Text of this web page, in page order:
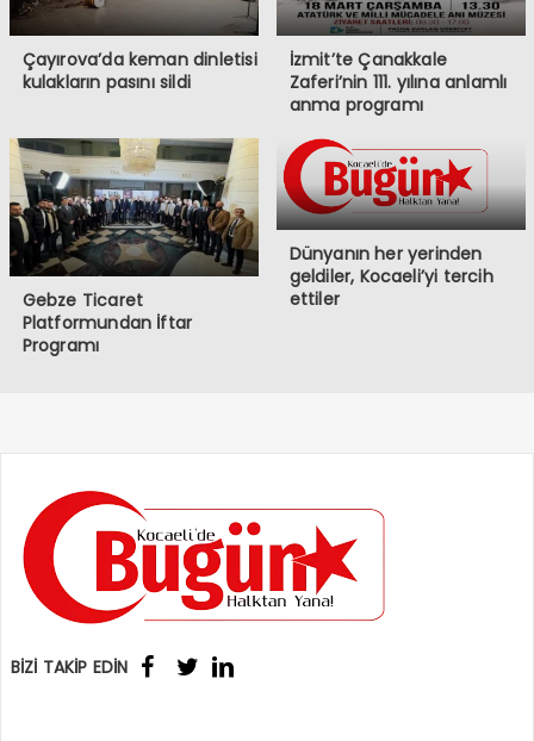
Çayırova’da keman dinletisi
kulakların pasını sildi
İzmit’te Çanakkale
Zaferi’nin 111. yılına anlamlı
anma programı
Gebze Ticaret
Platformundan İftar
Programı
Dünyanın her yerinden
geldiler, Kocaeli’yi tercih
ettiler
BİZİ TAKİP EDİN